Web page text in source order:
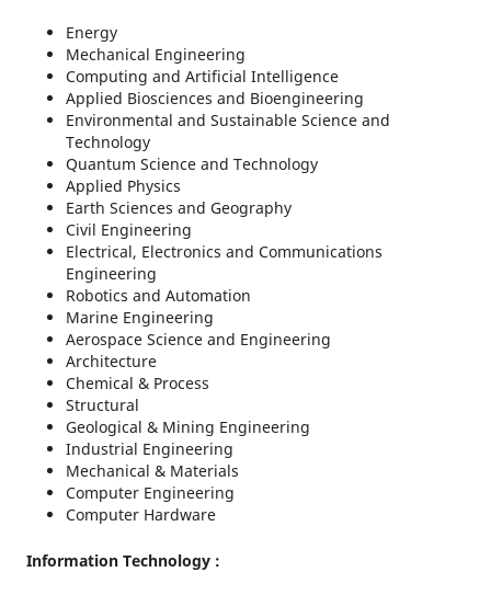
Energy
Mechanical Engineering
Computing and Artificial Intelligence
Applied Biosciences and Bioengineering
Environmental and Sustainable Science and
Technology
Quantum Science and Technology
Applied Physics
Earth Sciences and Geography
Civil Engineering
Electrical, Electronics and Communications
Engineering
Robotics and Automation
Marine Engineering
Aerospace Science and Engineering
Architecture
Chemical & Process
Structural
Geological & Mining Engineering
Industrial Engineering
Mechanical & Materials
Computer Engineering
Computer Hardware
Information Technology :